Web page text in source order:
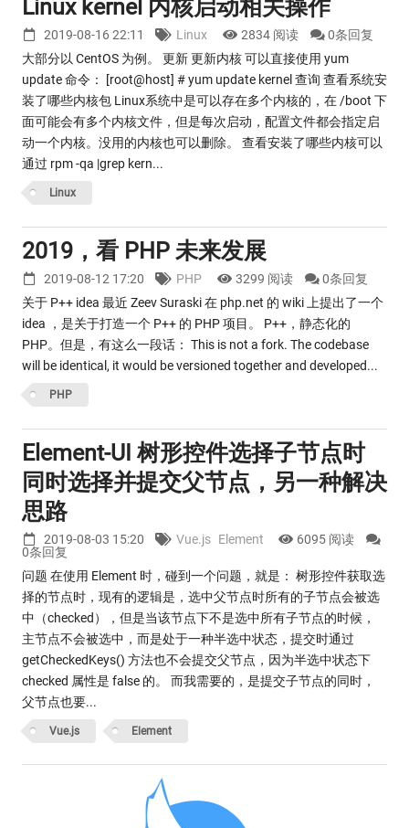
Linux kernel 内核启动相关操作
2019-08-16 22:11 Linux 2834 阅读
0条回复
大部分以 CentOS 为例。 更新 更新内核 可以直接使用 yum
update 命令： [root@host] # yum update kernel 查询 查看系统安
装了哪些内核包 Linux系统中是可以存在多个内核的，在 /boot 下
面可能会有多个内核文件，但是每次启动，配置文件都会指定启
动一个内核。没用的内核也可以删除。 查看安装了哪些内核可以
通过 rpm -qa |grep kern...
Linux
2019，看 PHP 未来发展
2019-08-12 17:20 PHP 3299 阅读
0条回复
关于 P++ idea 最近 Zeev Suraski 在 php.net 的 wiki 上提出了一个
idea ，是关于打造一个 P++ 的 PHP 项目。 P++，静态化的
PHP。但是，有这么一段话： This is not a fork. The codebase
will be identical, it would be versioned together and developed...
PHP
Element-UI 树形控件选择子节点时
同时选择并提交父节点，另一种解决
思路
2019-08-03 15:20 Vue.js Element
6095 阅读
0条回复
问题 在使用 Element 时，碰到一个问题，就是： 树形控件获取选
择的节点时，现有的逻辑是，选中父节点时所有的子节点会被选
中（checked），但是当该节点下不是选中所有子节点的时候，
主节点不会被选中，而是处于一种半选中状态，提交时通过
getCheckedKeys() 方法也不会提交父节点，因为半选中状态下
checked 属性是 false 的。 而我需要的，是提交子节点的同时，
父节点也要...
Vue.js Element